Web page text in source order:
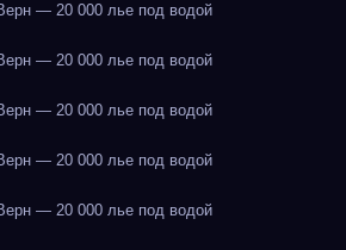
— 20 000 лье под водой
— 20 000 лье под водой
— 20 000 лье под водой
— 20 000 лье под водой
— 20 000 лье под водой